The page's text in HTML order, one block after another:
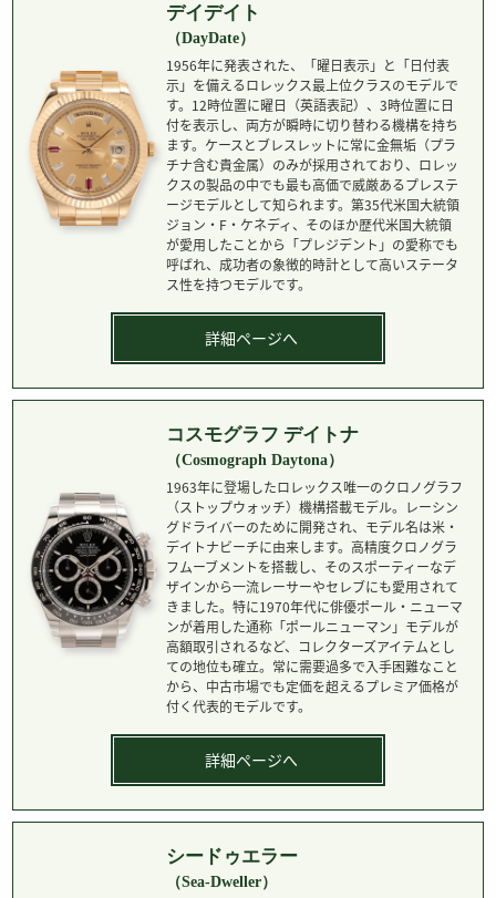
デイデイト
（DayDate）
1956年に発表された、「曜日表示」と「日付表
示」を備えるロレックス最上位クラスのモデルで
す。12時位置に曜日（英語表記）、3時位置に日
付を表示し、両方が瞬時に切り替わる機構を持ち
ます。ケースとブレスレットに常に金無垢（プラ
チナ含む貴金属）のみが採用されており、ロレッ
クスの製品の中でも最も高価で威厳あるプレステ
ージモデルとして知られます。第35代米国大統領
ジョン・F・ケネディ、そのほか歴代米国大統領
が愛用したことから「プレジデント」の愛称でも
呼ばれ、成功者の象徴的時計として高いステータ
ス性を持つモデルです。
詳細ページへ
コスモグラフ デイトナ
（Cosmograph Daytona）
1963年に登場したロレックス唯一のクロノグラフ
（ストップウォッチ）機構搭載モデル。レーシン
グドライバーのために開発され、モデル名は米・
デイトナビーチに由来します。高精度クロノグラ
フムーブメントを搭載し、そのスポーティーなデ
ザインから一流レーサーやセレブにも愛用されて
きました。特に1970年代に俳優ポール・ニューマ
ンが着用した通称「ポールニューマン」モデルが
高額取引されるなど、コレクターズアイテムとし
ての地位も確立。常に需要過多で入手困難なこと
から、中古市場でも定価を超えるプレミア価格が
付く代表的モデルです。
詳細ページへ
シードゥエラー
（Sea-Dweller）